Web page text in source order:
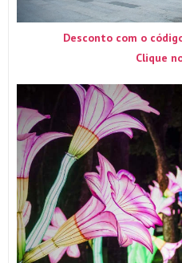
Desconto com o código
Clique